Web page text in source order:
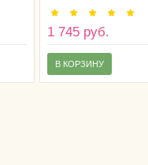
1 745 руб.
В КОРЗИНУ